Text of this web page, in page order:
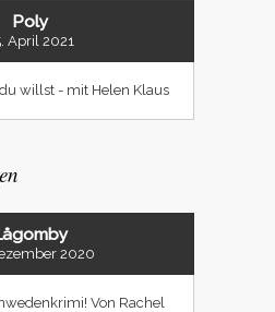
Poly
April 2021
willst - mit Helen Klaus
2020
Von Rachel